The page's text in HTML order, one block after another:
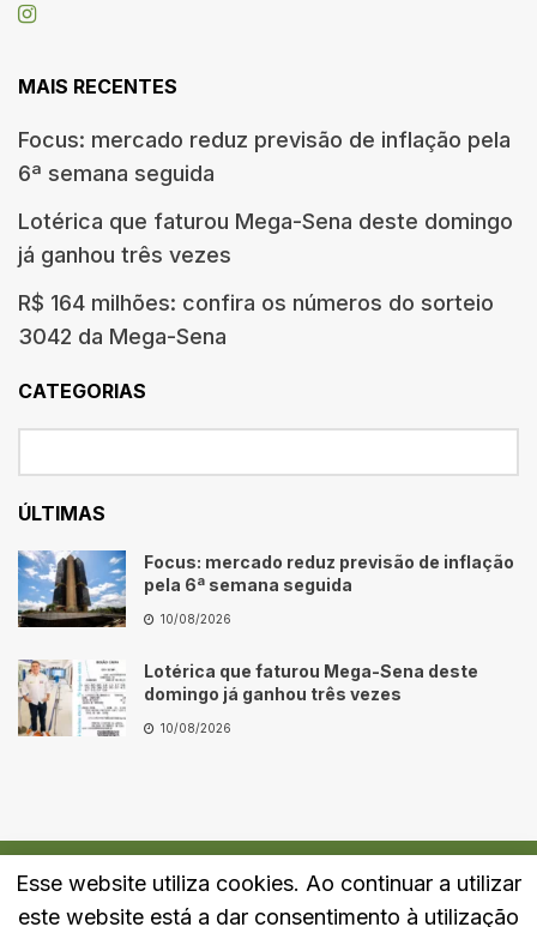
MAIS RECENTES
Focus: mercado reduz previsão de inflação pela
6ª semana seguida
Lotérica que faturou Mega-Sena deste domingo
já ganhou três vezes
R$ 164 milhões: confira os números do sorteio
3042 da Mega-Sena
CATEGORIAS
ÚLTIMAS
Focus: mercado reduz previsão de inflação
pela 6ª semana seguida
10/08/2026
Lotérica que faturou Mega-Sena deste
domingo já ganhou três vezes
10/08/2026
Quem Somos Fale Conosco Política de Privacidade
Esse website utiliza cookies. Ao continuar a utilizar
este website está a dar consentimento à utilização